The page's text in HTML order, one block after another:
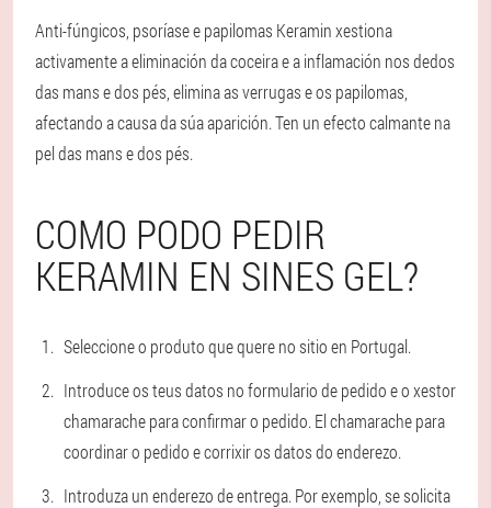
Anti-fúngicos, psoríase e papilomas Keramin xestiona
activamente a eliminación da coceira e a inflamación nos dedos
das mans e dos pés, elimina as verrugas e os papilomas,
afectando a causa da súa aparición. Ten un efecto calmante na
pel das mans e dos pés.
COMO PODO PEDIR
KERAMIN EN SINES GEL?
Seleccione o produto que quere no sitio en Portugal.
Introduce os teus datos no formulario de pedido e o xestor
chamarache para confirmar o pedido. El chamarache para
coordinar o pedido e corrixir os datos do enderezo.
Introduza un enderezo de entrega. Por exemplo, se solicita